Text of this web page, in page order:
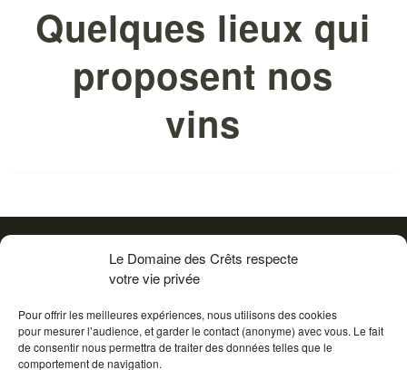
Le Domaine des Crêts respecte
votre vie privée
Pour offrir les meilleures expériences, nous utilisons des cookies
pour mesurer l’audience, et garder le contact (anonyme) avec vous. Le fait
de consentir nous permettra de traiter des données telles que le
comportement de navigation.
Quelques lieux qui
proposent nos
vins
Suivez-nous sur instagram